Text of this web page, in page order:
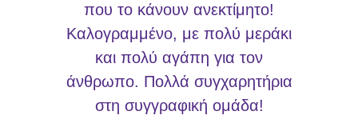
που το κάνουν ανεκτίμητο!
Καλογραμμένο, με πολύ μεράκι
και πολύ αγάπη για τον
άνθρωπο. Πολλά συγχαρητήρια
στη συγγραφική ομάδα!